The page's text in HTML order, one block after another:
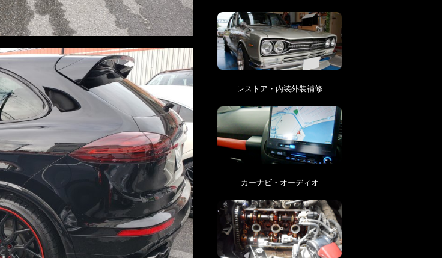
レストア・内装外装補修
カーナビ・オーディオ